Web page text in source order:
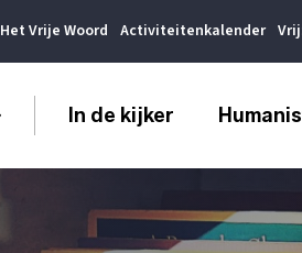
Het Vrije Woord Activiteitenkalender
In de kijker